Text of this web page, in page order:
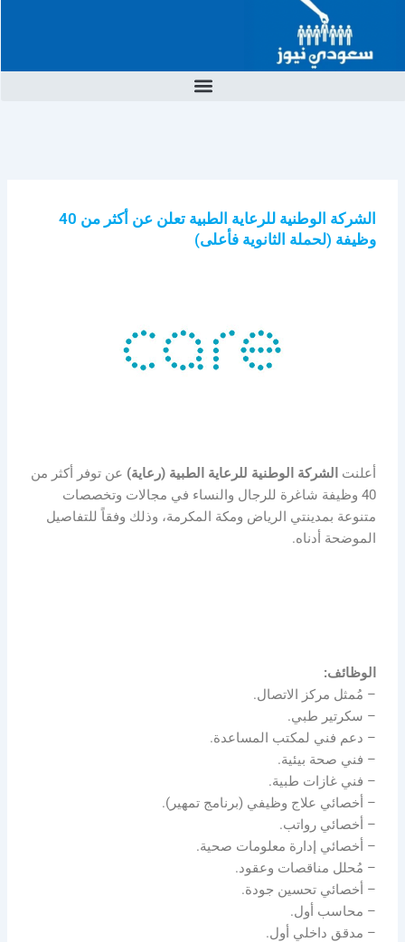
المحتوى
الشركة الوطنية للرعاية الطبية تعلن عن أكثر من 40
وظيفة (لحملة الثانوية فأعلى)
أعلنت الشركة الوطنية للرعاية الطبية (رعاية) عن توفر أكثر من
40 وظيفة شاغرة للرجال والنساء في مجالات وتخصصات
متنوعة بمدينتي الرياض ومكة المكرمة، وذلك وفقاً للتفاصيل
الموضحة أدناه.
الوظائف:
– مُمثل مركز الاتصال.
– سكرتير طبي.
– دعم فني لمكتب المساعدة.
– فني صحة بيئية.
– فني غازات طبية.
– أخصائي علاج وظيفي (برنامج تمهير).
– أخصائي رواتب.
– أخصائي إدارة معلومات صحية.
– مُحلل مناقصات وعقود.
– أخصائي تحسين جودة.
– محاسب أول.
– مدقق داخلي أول.